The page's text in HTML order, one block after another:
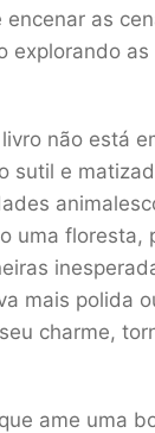
as
explorando
não está
sutil e
uma floresta,
mais polida
charme,
ame uma